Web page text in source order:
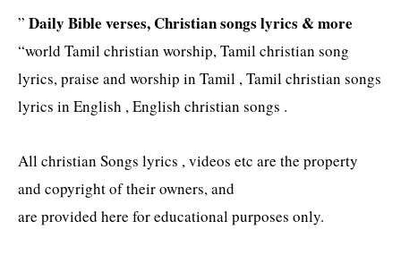
” Daily Bible verses, Christian songs lyrics & more
“world Tamil christian worship, Tamil christian song
lyrics, praise and worship in Tamil , Tamil christian songs
lyrics in English , English christian songs .
All christian Songs lyrics , videos etc are the property
and copyright of their owners, and
are provided here for educational purposes only.